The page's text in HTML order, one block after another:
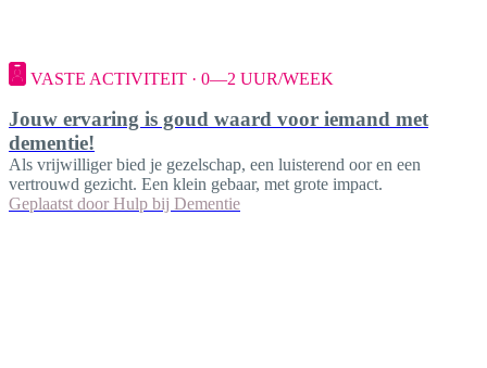
VASTE ACTIVITEIT · 0—2 UUR/WEEK
Jouw ervaring is goud waard voor iemand met
dementie!
Als vrijwilliger bied je gezelschap, een luisterend oor en een
vertrouwd gezicht. Een klein gebaar, met grote impact.
Geplaatst door Hulp bij Dementie